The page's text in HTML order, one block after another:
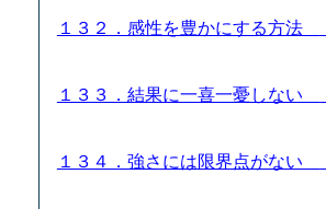
１３２．感性を豊かにする方法
１３３．結果に一喜一憂しない
１３４．強さには限界点がない